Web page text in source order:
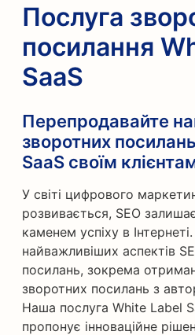
Послуга
посилання
SaaS
Перепродавайте
зворотних
SaaS своїм
У світі цифрового
розвивається, SEO
каменем успіху в
найважливіших аспектів
посилань, зокрема
зворотних посилань з
Наша послуга White Label
пропонує інноваційне